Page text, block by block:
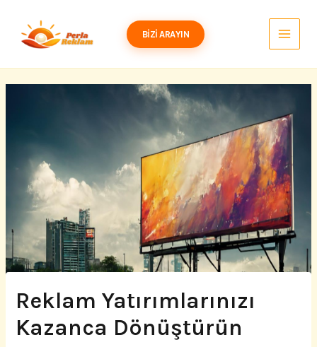
BIZI ARAYIN
Reklam Yatırımlarınızı
Kazanca Dönüştürün